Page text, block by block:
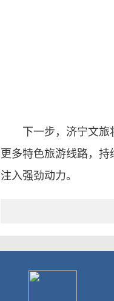
下一步，济宁文
更多特色旅游线路，
注入强劲动力。